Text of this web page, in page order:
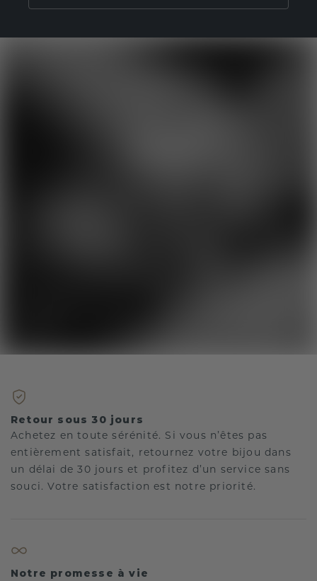
Retour sous 30 jours
Achetez en toute sérénité. Si vous n’êtes pas
entièrement satisfait, retournez votre bijou dans
un délai de 30 jours et profitez d’un service sans
souci. Votre satisfaction est notre priorité.
Notre promesse à vie